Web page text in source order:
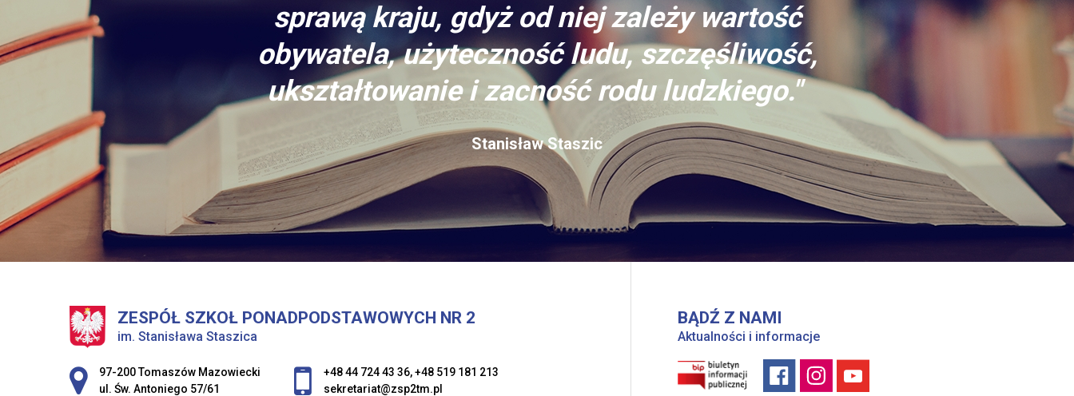
sprawą kraju, gdyż od niej zależy wartość
obywatela, użyteczność ludu, szczęśliwość,
ukształtowanie i zacność rodu ludzkiego."
Stanisław Staszic
ZESPÓŁ SZKOŁ PONADPODSTAWOWYCH NR 2
im. Stanisława Staszica
Adres pocztowy:
97-200 Tomaszów Mazowiecki
ul. Św. Antoniego 57/61
+48 44 724 43 36,+48 519 181 213
sekretariat@zsp2tm.pl
BĄDŹ Z NAMI
Aktualności i informacje